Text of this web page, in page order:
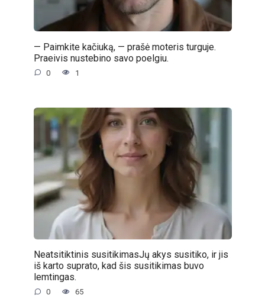
— Paimkite kačiuką, — prašė moteris turguje.
Praeivis nustebino savo poelgiu.
0 1
Neatsitiktinis susitikimasJų akys susitiko, ir jis
iš karto suprato, kad šis susitikimas buvo
lemtingas.
0 65